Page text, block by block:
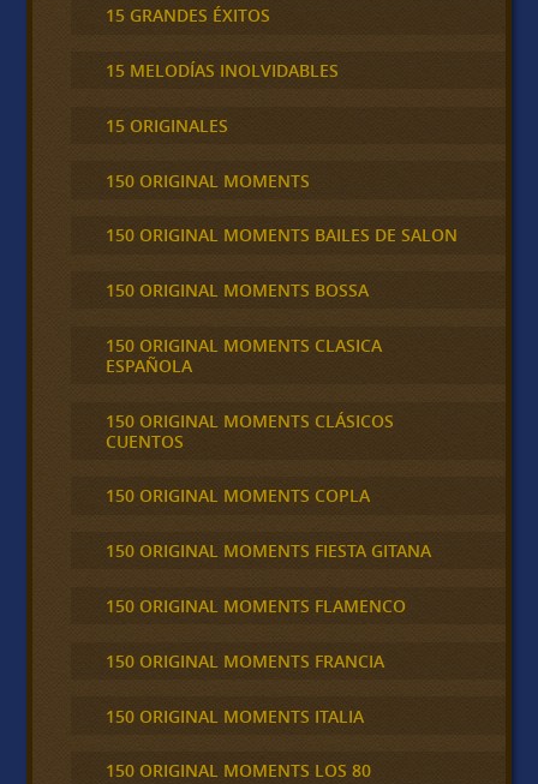
15 GRANDES ÉXITOS
15 MELODÍAS INOLVIDABLES
15 ORIGINALES
150 ORIGINAL MOMENTS
150 ORIGINAL MOMENTS BAILES DE SALON
150 ORIGINAL MOMENTS BOSSA
150 ORIGINAL MOMENTS CLASICA
ESPAÑOLA
150 ORIGINAL MOMENTS CLÁSICOS
CUENTOS
150 ORIGINAL MOMENTS COPLA
150 ORIGINAL MOMENTS FIESTA GITANA
150 ORIGINAL MOMENTS FLAMENCO
150 ORIGINAL MOMENTS FRANCIA
150 ORIGINAL MOMENTS ITALIA
150 ORIGINAL MOMENTS LOS 80